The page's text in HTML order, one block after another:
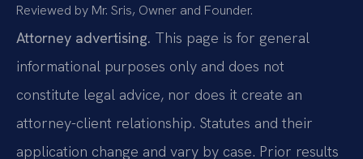
Reviewed by Mr. Sris, Owner and Founder.
Attorney advertising. This page is for general
informational purposes only and does not
constitute legal advice, nor does it create an
attorney-client relationship. Statutes and their
application change and vary by case. Prior results